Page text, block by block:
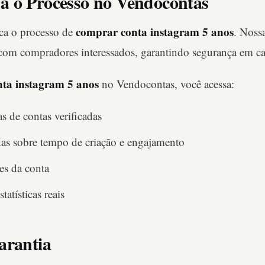
o processo de comprar conta instagram 5 anos.
compradores interessados, garantindo segurança em
instagram 5 anos no Vendocontas, você acessa:
de contas verificadas
sobre tempo de criação e engajamento
da conta
reais